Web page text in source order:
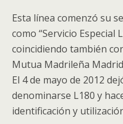
Esta línea comenzó su
como “Servicio Especial
coincidiendo también
Mutua Madrileña
El 4 de mayo de 2012
denominarse L180 y
identificación y